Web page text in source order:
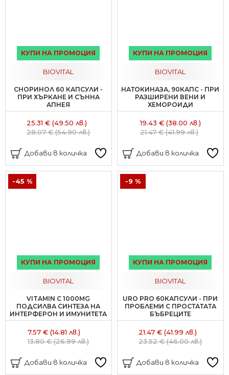
КУПИ НА ПРОМОЦИЯ
BIOVITAL
СНОРИНОЛ 60 КАПСУЛИ -
ПРИ ХЪРКАНЕ И СЪННА
АПНЕЯ
25.31 € (49.50 лв.)
28.07 € (54.90 лв.)
Добави в количка
КУПИ НА ПРОМОЦИЯ
BIOVITAL
НАТОКИНАЗА, 90КАПС - ПРИ
РАЗШИРЕНИ ВЕНИ И
ХЕМОРОИДИ
19.43 € (38.00 лв.)
21.47 € (41.99 лв.)
Добави в количка
КУПИ НА ПРОМОЦИЯ
-45 %
BIOVITAL
VITAMIN C 1000MG
ПОДСИЛВА СИНТЕЗА НА
ИНТЕРФЕРОН И ИМУНИТЕТА
7.57 € (14.81 лв.)
13.80 € (26.99 лв.)
Добави в количка
КУПИ НА ПРОМОЦИЯ
-9 %
BIOVITAL
URO PRO 60КАПСУЛИ - ПРИ
ПРОБЛЕМИ С ПРОСТАТАТА
БЪБРЕЦИТЕ
21.47 € (41.99 лв.)
23.52 € (46.00 лв.)
Добави в количка